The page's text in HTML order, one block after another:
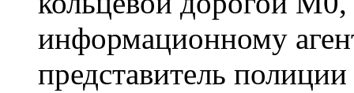
информационному
представитель